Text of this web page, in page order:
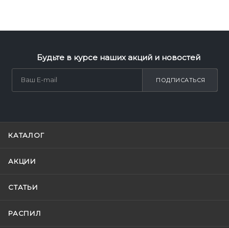
Будьте в курсе наших акций и новостей
ПОДПИСАТЬСЯ
КАТАЛОГ
АКЦИИ
СТАТЬИ
РАСПИЛ